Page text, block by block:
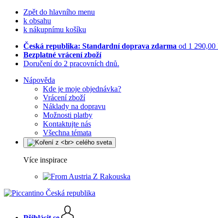
Zpět do hlavního menu
k obsahu
k nákupnímu košíku
Česká republika: Standardní doprava zdarma od 1 290,00
Bezplatné vrácení zboží
Doručení do 2 pracovních dnů.
Nápověda
Kde je moje objednávka?
Vrácení zboží
Náklady na dopravu
Možnosti platby
Kontaktujte nás
Všechna témata
Více inspirace
Z Rakouska